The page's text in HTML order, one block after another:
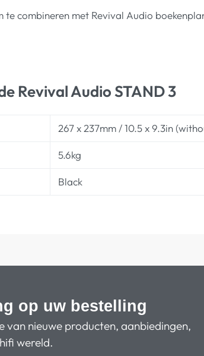
te combineren met Revival Audio
Revival Audio STAND 3
267 x 237mm / 10.5 x 9.3in
5.6kg
Black
op uw bestelling
van nieuwe producten, aanbiedingen,
wereld.